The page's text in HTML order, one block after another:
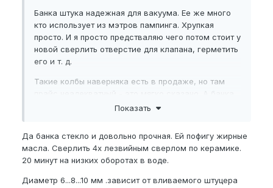
Банка штука надежная для вакуума. Ее же много
кто использует из мэтров пампинга. Хрупкая
просто. И я просто предстваляю чего потом стоит у
новой сверлить отверстие для клапана, герметить
его и т. д.
Такие колбы наверняка есть в продаже, но там
на каждом углу продается да и просто лежит.
рублей, а колба такая 300+ долларов, то выбор
очевиден.
Показать
Да банка стекло и довольно прочная. Ей пофигу жирные
масла. Сверлить 4х лезвийным сверлом по керамике.
20 минут на низких оборотах в воде.
Диаметр 6...8...10 мм .зависит от вливаемого штуцера